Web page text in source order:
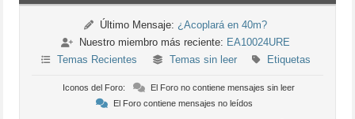
Último Mensaje: ¿Acoplará en 40m?
Nuestro miembro más reciente: EA10024URE
Temas Recientes
Temas sin leer Etiquetas
Iconos del Foro:
El Foro no contiene mensajes sin leer
El Foro contiene mensajes no leídos